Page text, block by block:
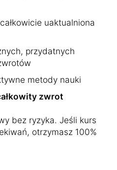
uaktualniona
przydatnych
metody nauki
zwrot
bez ryzyka. Jeśli kurs
otrzymasz 100%